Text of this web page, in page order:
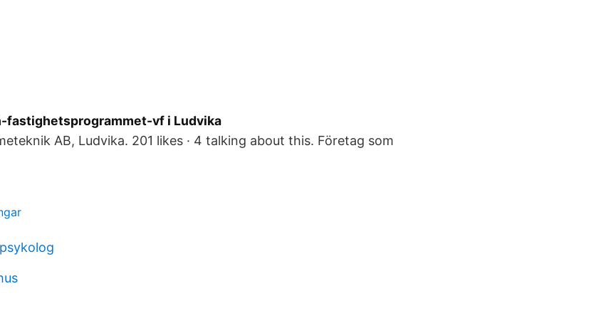
fastighetsprogrammet-vf i Ludvika
AB, Ludvika. 201 likes · 4 talking about this. Företag som